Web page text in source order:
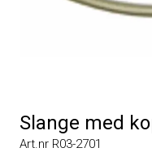
Slange med
Art.nr R03-2701